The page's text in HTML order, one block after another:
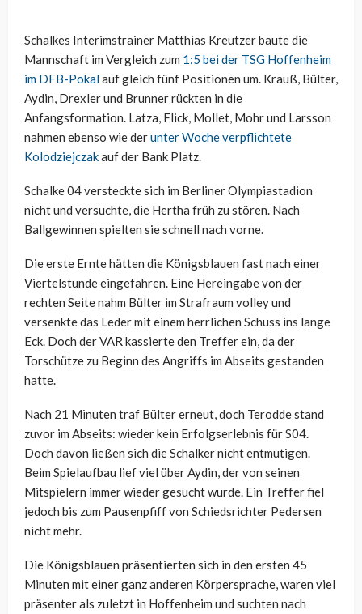
Schalkes Interimstrainer Matthias Kreutzer baute die
Mannschaft im Vergleich zum 1:5 bei der TSG Hoffenheim
im DFB-Pokalauf gleich fünf Positionen um. Krauß, Bülter,
Aydin, Drexler und Brunner rückten in die
Anfangsformation. Latza, Flick, Mollet, Mohr und Larsson
nahmen ebenso wie derunter Woche verpflichtete
Kolodziejczakauf der Bank Platz.
Schalke 04 versteckte sich im Berliner Olympiastadion
nicht und versuchte, die Hertha früh zu stören. Nach
Ballgewinnen spielten sie schnell nach vorne.
Die erste Ernte hätten die Königsblauen fast nach einer
Viertelstunde eingefahren. Eine Hereingabe von der
rechten Seite nahm Bülter im Strafraum volley und
versenkte das Leder mit einem herrlichen Schuss ins lange
Eck. Doch der VAR kassierte den Treffer ein, da der
Torschütze zu Beginn des Angriffs im Abseits gestanden
hatte.
Nach 21 Minuten traf Bülter erneut, doch Terodde stand
zuvor im Abseits: wieder kein Erfolgserlebnis für S04.
Doch davon ließen sich die Schalker nicht entmutigen.
Beim Spielaufbau lief viel über Aydin, der von seinen
Mitspielern immer wieder gesucht wurde. Ein Treffer fiel
jedoch bis zum Pausenpfiff von Schiedsrichter Pedersen
nicht mehr.
Die Königsblauen präsentierten sich in den ersten 45
Minuten mit einer ganz anderen Körpersprache, waren viel
präsenter als zuletzt in Hoffenheim und suchten nach